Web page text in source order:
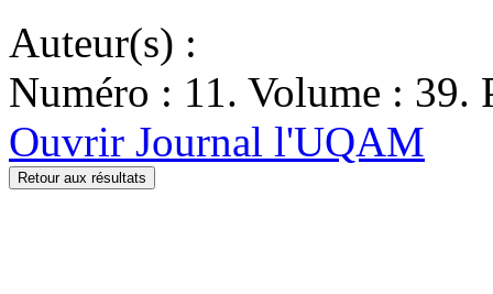
Auteur(s) :
Numéro : 11. Volume : 39.
Ouvrir Journal l'UQAM
Retour aux résultats